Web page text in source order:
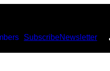
SubscribeNewsletter